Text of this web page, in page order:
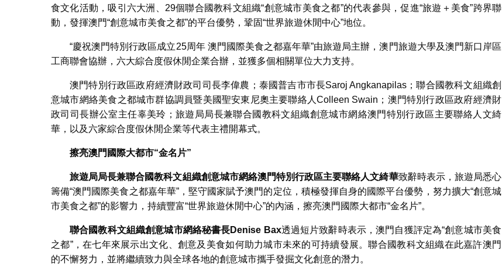
食文化活動，吸引六大洲、29個聯合國教科文組織“創意城市美食之都”的代表參與，促進“旅遊＋美食”跨界聯
動，發揮澳門“創意城市美食之都”的平台優勢，鞏固“世界旅遊休閒中心”地位。
“慶祝澳門特別行政區成立25周年 澳門國際美食之都嘉年華”由旅遊局主辦，澳門旅遊大學及澳門新口岸區
工商聯會協辦，六大綜合度假休閒企業合辦，並獲多個相關單位大力支持。
澳門特別行政區政府經濟財政司司長李偉農；泰國普吉市市長Saroj Angkanapilas；聯合國教科文組織創
意城市網絡美食之都城市群協調員暨美國聖安東尼奧主要聯絡人Colleen Swain；澳門特別行政區政府經濟財
政司司長辦公室主任辜美玲；旅遊局局長兼聯合國教科文組織創意城市網絡澳門特別行政區主要聯絡人文綺
華，以及六家綜合度假休閒企業等代表主禮開幕式。
擦亮澳門國際大都市“金名片”
旅遊局局長兼聯合國教科文組織創意城市網絡澳門特別行政區主要聯絡人文綺華致辭時表示，旅遊局悉心
籌備“澳門國際美食之都嘉年華”，堅守國家賦予澳門的定位，積極發揮自身的國際平台優勢，努力擴大“創意城
市美食之都”的影響力，持續豐富“世界旅遊休閒中心”的內涵，擦亮澳門國際大都市“金名片”。
聯合國教科文組織創意城市網絡秘書長Denise Bax透過短片致辭時表示，澳門自獲評定為“創意城市美食
之都”，在七年來展示出文化、創意及美食如何助力城市未來的可持續發展。聯合國教科文組織在此嘉許澳門
的不懈努力，並將繼續致力與全球各地的創意城市攜手發掘文化創意的潛力。